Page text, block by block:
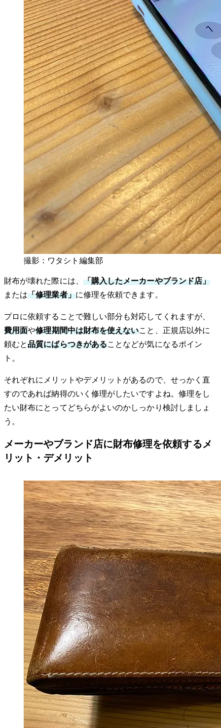
撮影：ワタシト編集部
財布が壊れた際には、 「購入したメーカーやブランド店」
または「修理業者」に修理を依頼できます。
プロに依頼することで難しい部分も対応してくれますが、
費用面や修理期間中は財布を使えないこと、正規店以外に
頼むと品質にばらつきがあることなどが気になるポイン
ト。
それぞれにメリットやデメリットがあるので、せっかく直
すのであれば納得のいく修理がしたいですよね。修理をし
たい財布にとってどちらがよいのかしっかり検討しましょ
う。
メーカーやブランド店に財布修理を依頼するメ
リット・デメリット